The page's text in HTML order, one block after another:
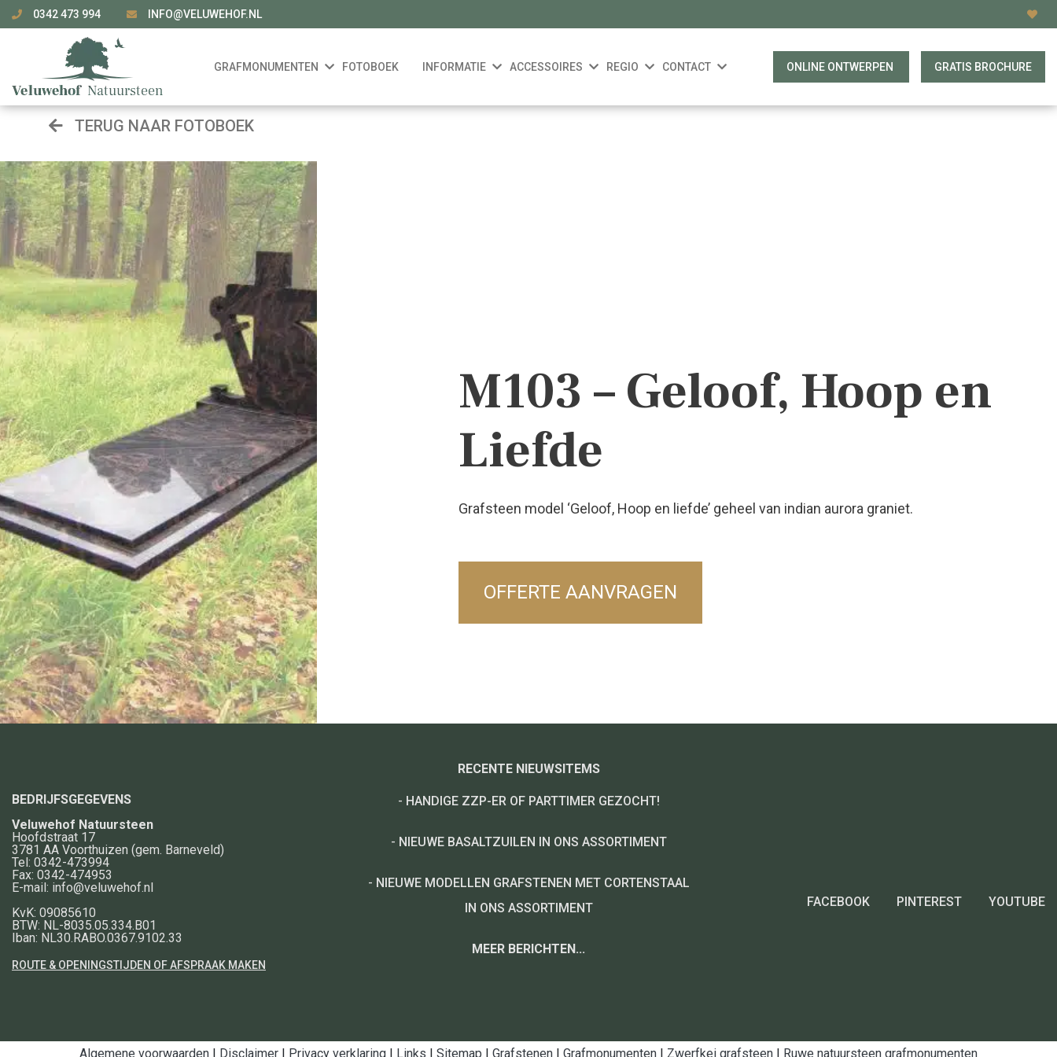
0342 473 994 INFO@VELUWEHOF.NL
GRAFMONUMENTEN FOTOBOEK INFORMATIE ACCESSOIRES REGIO CONTACT ONLINE ONTWERPEN GRATIS BROCHURE
TERUG NAAR FOTOBOEK
M103 – Geloof, Hoop en
Liefde
Grafsteen model ‘Geloof, Hoop en liefde’ geheel van indian aurora graniet.
OFFERTE AANVRAGEN
BEDRIJFSGEGEVENS
Veluwehof Natuursteen
Hoofdstraat 17
3781 AA Voorthuizen (gem. Barneveld)
Tel: 0342-473994
Fax: 0342-474953
E-mail: info@veluwehof.nl
KvK: 09085610
BTW: NL-8035.05.334.B01
Iban: NL30.RABO.0367.9102.33
ROUTE & OPENINGSTIJDEN OF AFSPRAAK MAKEN
RECENTE NIEUWSITEMS
- HANDIGE ZZP-ER OF PARTTIMER GEZOCHT!
- NIEUWE BASALTZUILEN IN ONS ASSORTIMENT
- NIEUWE MODELLEN GRAFSTENEN MET CORTENSTAAL
IN ONS ASSORTIMENT
MEER BERICHTEN...
FACEBOOK PINTEREST YOUTUBE
Algemene voorwaarden | Disclaimer | Privacy verklaring | Links | Sitemap | Grafstenen | Grafmonumenten | Zwerfkei grafsteen | Ruwe natuursteen grafmonumenten